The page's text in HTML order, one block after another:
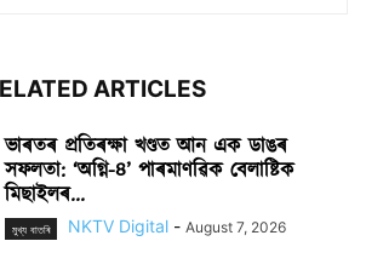
ARTICLES
ভাৰতৰ প্ৰতিৰক্ষা খণ্ডত আন এক ডাঙৰ
সফলতা: ‘অগ্নি-৪’ পাৰমাণৱিক বেলাষ্টিক
মিছাইলৰ...
মুখ্য বাতৰি NKTV Digital - August 7, 2026